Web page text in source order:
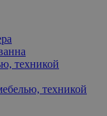
техникой
техникой